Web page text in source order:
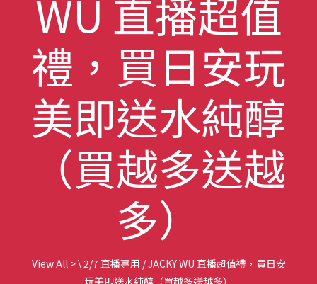
WU 直播超值
禮，買日安玩
美即送水純醇
（買越多送越
多）
View All>\ 2/7 直播專用 / JACKY WU 直播超值禮，買日安
玩美即送水純醇（買越多送越多）